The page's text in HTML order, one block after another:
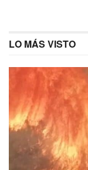
LO MÁS VISTO